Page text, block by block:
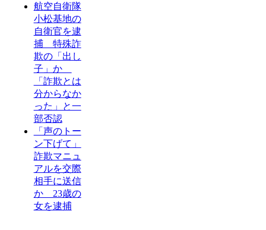
航空自衛隊
小松基地の
自衛官を逮
捕 特殊詐
欺の「出し
子」か
「詐欺とは
分からなか
った」と一
部否認
「声のトー
ン下げて」
詐欺マニュ
アルを交際
相手に送信
か 23歳の
女を逮捕